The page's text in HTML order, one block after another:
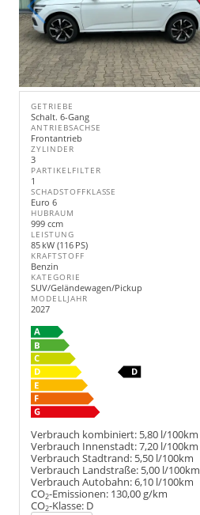
GETRIEBE
Schalt. 6-Gang
ANTRIEBSACHSE
Frontantrieb
ZYLINDER
3
PARTIKELFILTER
1
SCHADSTOFFKLASSE
Euro 6
HUBRAUM
999 ccm
LEISTUNG
85 kW (116 PS)
KRAFTSTOFF
Benzin
KATEGORIE
SUV/Geländewagen/Pickup
MODELLJAHR
2027
Verbrauch kombiniert: 5,80 l/100km
Verbrauch Innenstadt:7,20 l/100km
Verbrauch Stadtrand: 5,50 l/100km
Verbrauch Landstraße: 5,00 l/100km
Verbrauch Autobahn:6,10 l/100km
CO2-Emissionen: 130,00 g/km
CO2-Klasse: D